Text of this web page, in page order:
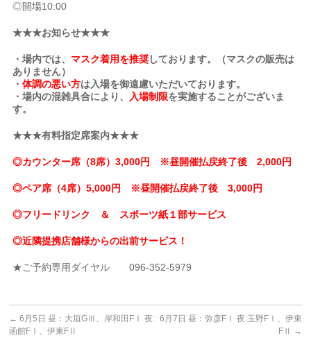
◎開場10:00
★★★お知らせ★★★
・場内では、 マスク着用を推奨しております。（マスクの販売は
ありません）
・体調の悪い方は入場を御遠慮いただいております。
・場内の混雑具合により、
入場制限を実施することがございま
す。
★★★有料指定席案内★★★
◎カウンター席（8席）3,000円 ※昼開催払戻終了後 2,000円
◎ペア席（4席）5,000円 ※昼開催払戻終了後 3,000円
◎フリードリンク ＆ スポーツ紙１部サービス
◎近隣提携店舗様からの出前サービス！
★ご予約専用ダイヤル 096-352-5979
← 6月5日 昼：大垣GⅢ、岸和田FⅠ 夜:
函館FⅠ、伊東FⅡ
6月7日 昼：弥彦FⅠ 夜:玉野FⅠ、伊東
FⅡ
→